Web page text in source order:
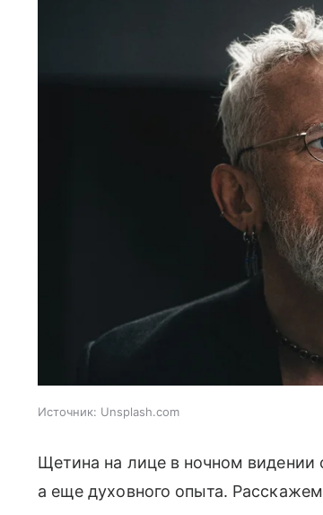
Источник: Unsplash.com
Щетина на лице в ночном видении
а еще духовного опыта.